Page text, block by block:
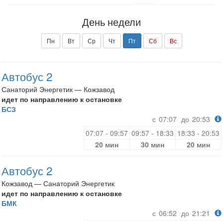
День недели
Пн Вт Ср Чт Пт Сб Вс
Автобус 2
Санаторий Энергетик — Кожзавод
идет по направлению к остановке
БСЗ
с 07:07 до 20:53
07:07 - 09:57 09:57 - 18:33 18:33 - 20:53
20 мин
30 мин 20 мин
Автобус 2
Кожзавод — Санаторий Энергетик
идет по направлению к остановке
БМК
с 06:52 до 21:21